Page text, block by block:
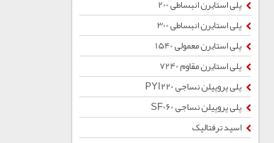
پلی استایرن انبساطی 200
پلی استایرن انبساطی 300
پلی استایرن معمولی 1540
پلی استایرن مقاوم 7240
پلی پروپیلن نساجی PYI220
پلی پروپیلن نساجی SF060
اسید ترفتالیک